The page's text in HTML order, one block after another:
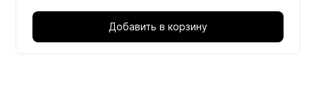
Добавить в корзину